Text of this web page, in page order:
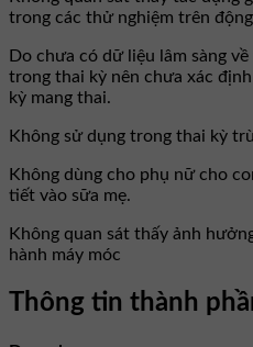
trong các thử nghiệm trên
Do chưa có dữ liệu lâm sàng
trong thai kỳ nên chưa xác
kỳ mang thai.
Không sử dụng trong thai kỳ
Không dùng cho phụ nữ cho
tiết vào sữa mẹ.
Không quan sát thấy ảnh
hành máy móc
Thông tin thành